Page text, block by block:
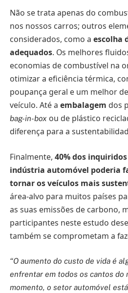
Não se trata apenas do
nos nossos carros; outros
considerados, como a escolha
adequados. Os melhores
economias de combustível na
otimizar a eficiência térmica,
poupança geral e um melhor
veículo. Até a embalagem dos
bag-in-box ou de plástico
diferença para a
Finalmente, 40% dos
indústria automóvel poderia
tornar os veículos mais
área-alvo para muitos países
as suas emissões de carbono,
participantes neste estudo
também se comprometam a
“O aumento do custo de vida é
enfrentar em todos os cantos do
momento, o setor automóvel